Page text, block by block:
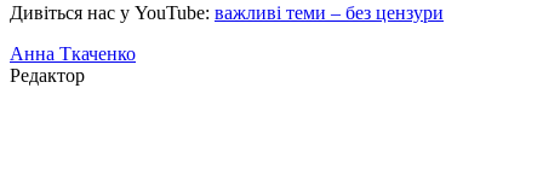
Дивіться нас у YouTube: важливі теми – без цензури
Анна Ткаченко
Редактор